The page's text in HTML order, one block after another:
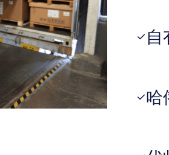
✓ 自
✓哈